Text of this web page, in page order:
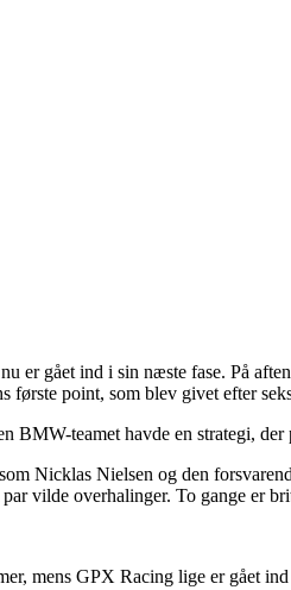
er gået ind i sin næste fase. På
første point, som blev givet efter
teamet havde en strategi,
Nicklas Nielsen og den
vilde overhalinger. To gange er
mens GPX Racing lige er gået